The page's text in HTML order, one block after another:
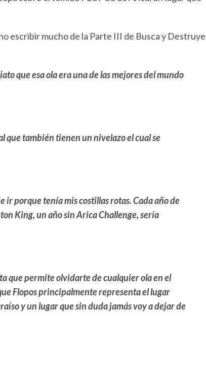
escribir mucho de la Parte III de Busca y Destruye
que esa ola era una de las mejores del mundo
que también tienen un nivelazo el cual se
ir porque tenía mis costillas rotas. Cada año de
King, un año sin Arica Challenge, sería
que permite olvidarte de cualquier ola en el
Flopos principalmente representa el lugar
y un lugar que sin duda jamás voy a dejar de